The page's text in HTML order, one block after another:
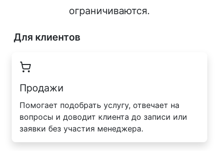
ограничиваются.
Для клиентов
Продажи
Помогает подобрать услугу, отвечает на
вопросы и доводит клиента до записи или
заявки без участия менеджера.